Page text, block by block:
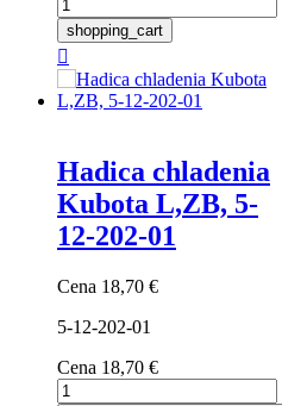
shopping_cart

Hadica chladenia
Kubota L,ZB, 5-
12-202-01
Cena 18,70 €
5-12-202-01
Cena 18,70 €